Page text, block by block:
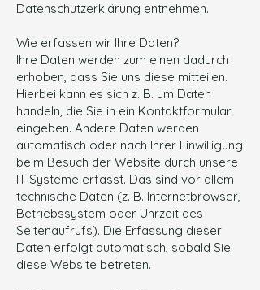
Datenschutzerklärung entnehmen.
Wie erfassen wir Ihre Daten?
Ihre Daten werden zum einen dadurch
erhoben, dass Sie uns diese mitteilen.
Hierbei kann es sich z. B. um Daten
handeln, die Sie in ein Kontaktformular
eingeben. Andere Daten werden
automatisch oder nach Ihrer Einwilligung
beim Besuch der Website durch unsere
IT Systeme erfasst. Das sind vor allem
technische Daten (z. B. Internetbrowser,
Betriebssystem oder Uhrzeit des
Seitenaufrufs). Die Erfassung dieser
Daten erfolgt automatisch, sobald Sie
diese Website betreten.